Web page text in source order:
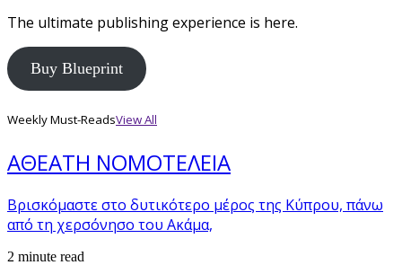
The ultimate publishing experience is here.
Buy Blueprint
Weekly Must-ReadsView All
ΑΘΕΑΤΗ ΝΟΜΟΤΕΛΕΙΑ
Βρισκόμαστε στο δυτικότερο μέρος της Κύπρου, πάνω
από τη χερσόνησο του Ακάμα,
2 minute read